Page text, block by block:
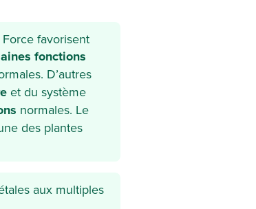
favorisent
fonctions
D’autres
et du système
normales. Le
des plantes
aux multiples